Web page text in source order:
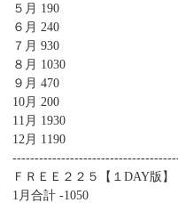
５月 190
６月 240
７月 930
８月 1030
９月 470
10月 200
11月 1930
12月 1190
ＦＲＥＥ２２５【１DAY版】
1月合計 -1050